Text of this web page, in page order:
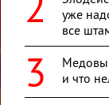
уже
все
и что